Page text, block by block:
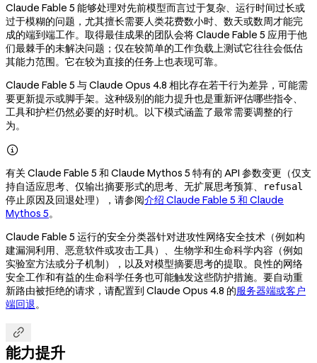
Claude Fable 5 能够处理对先前模型而言过于复杂、运行时间过长或
过于模糊的问题，尤其擅长需要人类花费数小时、数天或数周才能完
成的端到端工作。取得最佳成果的团队会将 Claude Fable 5 应用于他
们最棘手的未解决问题；仅在较简单的工作负载上测试它往往会低估
其能力范围。它在较为直接的任务上也表现可靠。
Claude Fable 5 与 Claude Opus 4.8 相比存在若干行为差异，可能需
要更新提示或脚手架。这种级别的能力提升也是重新评估哪些指令、
工具和护栏仍然必要的好时机。以下模式涵盖了最常需要调整的行
为。

有关 Claude Fable 5 和 Claude Mythos 5 特有的 API 参数变更（仅支
持自适应思考、仅输出摘要形式的思考、无扩展思考预算、
refusal
停止原因及回退处理），请参阅介绍 Claude Fable 5 和 Claude
Mythos 5。
Claude Fable 5 运行的安全分类器针对进攻性网络安全技术（例如构
建漏洞利用、恶意软件或攻击工具）、生物学和生命科学内容（例如
实验室方法或分子机制），以及对模型摘要思考的提取。良性的网络
安全工作和有益的生命科学任务也可能触发这些防护措施。要自动重
新路由被拒绝的请求，请配置到 Claude Opus 4.8 的服务器端或客户
端回退。

能力提升